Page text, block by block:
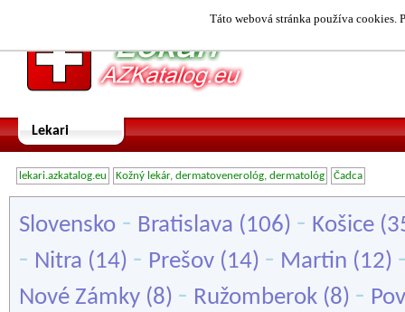
Táto webová stránka používa cookies.
Lekari
lekari.azkatalog.eu Kožný lekár, dermatovenerológ, dermatológ Čadca
Slovensko - Bratislava (106) - Košice
- Nitra (14) - Prešov (14) - Martin (12)
Nové Zámky (8) - Ružomberok (8) -